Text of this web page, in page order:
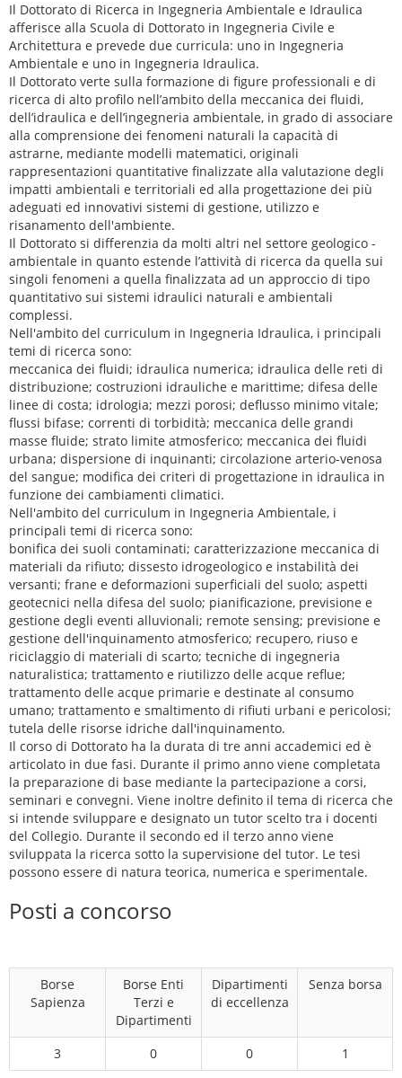
Il Dottorato di Ricerca in Ingegneria Ambientale e Idraulica
afferisce alla Scuola di Dottorato in Ingegneria Civile e
Architettura e prevede due curricula: uno in Ingegneria
Ambientale e uno in Ingegneria Idraulica.
Il Dottorato verte sulla formazione di figure professionali e di
ricerca di alto profilo nell’ambito della meccanica dei fluidi,
dell’idraulica e dell’ingegneria ambientale, in grado di associare
alla comprensione dei fenomeni naturali la capacità di
astrarne, mediante modelli matematici, originali
rappresentazioni quantitative finalizzate alla valutazione degli
impatti ambientali e territoriali ed alla progettazione dei più
adeguati ed innovativi sistemi di gestione, utilizzo e
risanamento dell'ambiente.
Il Dottorato si differenzia da molti altri nel settore geologico -
ambientale in quanto estende l’attività di ricerca da quella sui
singoli fenomeni a quella finalizzata ad un approccio di tipo
quantitativo sui sistemi idraulici naturali e ambientali
complessi.
Nell'ambito del curriculum in Ingegneria Idraulica, i principali
temi di ricerca sono:
meccanica dei fluidi; idraulica numerica; idraulica delle reti di
distribuzione; costruzioni idrauliche e marittime; difesa delle
linee di costa; idrologia; mezzi porosi; deflusso minimo vitale;
flussi bifase; correnti di torbidità; meccanica delle grandi
masse fluide; strato limite atmosferico; meccanica dei fluidi
urbana; dispersione di inquinanti; circolazione arterio-venosa
del sangue; modifica dei criteri di progettazione in idraulica in
funzione dei cambiamenti climatici.
Nell'ambito del curriculum in Ingegneria Ambientale, i
principali temi di ricerca sono:
bonifica dei suoli contaminati; caratterizzazione meccanica di
materiali da rifiuto; dissesto idrogeologico e instabilità dei
versanti; frane e deformazioni superficiali del suolo; aspetti
geotecnici nella difesa del suolo; pianificazione, previsione e
gestione degli eventi alluvionali; remote sensing; previsione e
gestione dell'inquinamento atmosferico; recupero, riuso e
riciclaggio di materiali di scarto; tecniche di ingegneria
naturalistica; trattamento e riutilizzo delle acque reflue;
trattamento delle acque primarie e destinate al consumo
umano; trattamento e smaltimento di rifiuti urbani e pericolosi;
tutela delle risorse idriche dall'inquinamento.
Il corso di Dottorato ha la durata di tre anni accademici ed è
articolato in due fasi. Durante il primo anno viene completata
la preparazione di base mediante la partecipazione a corsi,
seminari e convegni. Viene inoltre definito il tema di ricerca che
si intende sviluppare e designato un tutor scelto tra i docenti
del Collegio. Durante il secondo ed il terzo anno viene
sviluppata la ricerca sotto la supervisione del tutor. Le tesi
possono essere di natura teorica, numerica e sperimentale.
Posti a concorso
Borse
Sapienza
Borse Enti
Terzi e
Dipartimenti
Dipartimenti
di eccellenza
Senza borsa
3 0 0 1